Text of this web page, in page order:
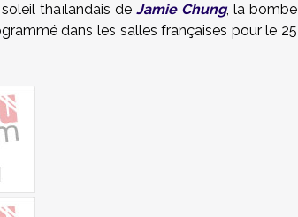
thaïlandais de Jamie Chung, la bombe
dans les salles françaises pour le 25